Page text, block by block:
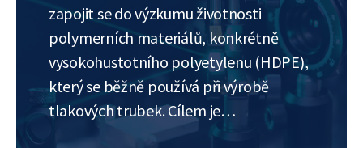
zapojit se do výzkumu životnosti
polymerních materiálů, konkrétně
vysokohustotního polyetylenu (HDPE),
který se běžně používá při výrobě
tlakových trubek. Cílem je
experimentálně sledovat a